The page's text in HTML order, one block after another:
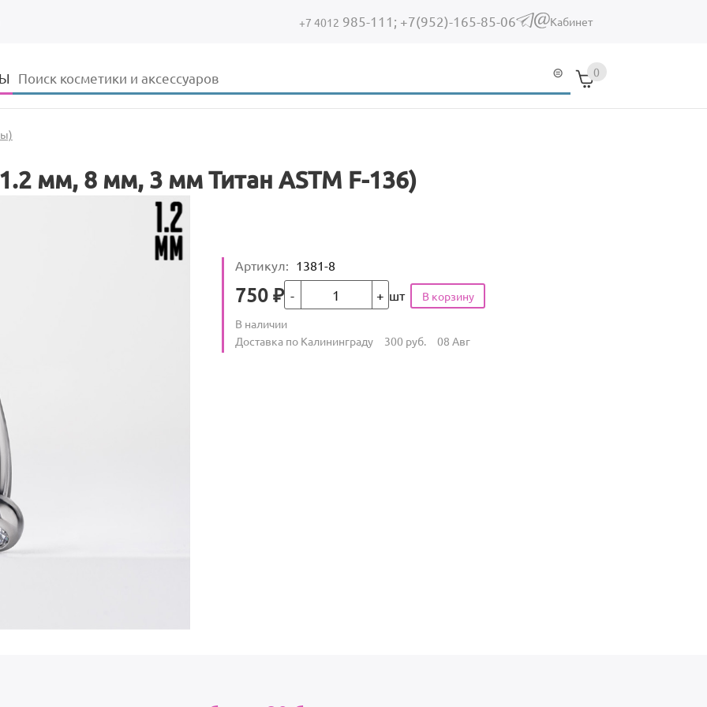
+7 4012 985-111; +7(952)-165-85-06 (link sends e-mail)
Кабинет
Форма поиска
Поиск 0
мм, 8 мм, 3 мм Титан ASTM F-136)
Артикул: 1381-8
Цена
750 ₽Кол-во шт
Количество
В наличии
Условия доставки
Доставка по Калининграду 300 руб. 08 Авг